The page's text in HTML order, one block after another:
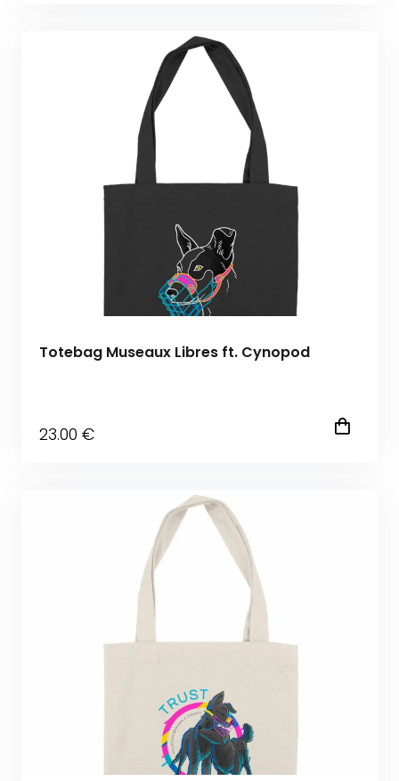
Totebag Museaux Libres ft. Cynopod
23.00 €